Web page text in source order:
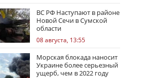
ВС РФ Наступают в районе
Новой Сечи в Сумской
области
08 августа, 13:55
Морская блокада наносит
Украине более серьезный
ущерб, чем в 2022 году